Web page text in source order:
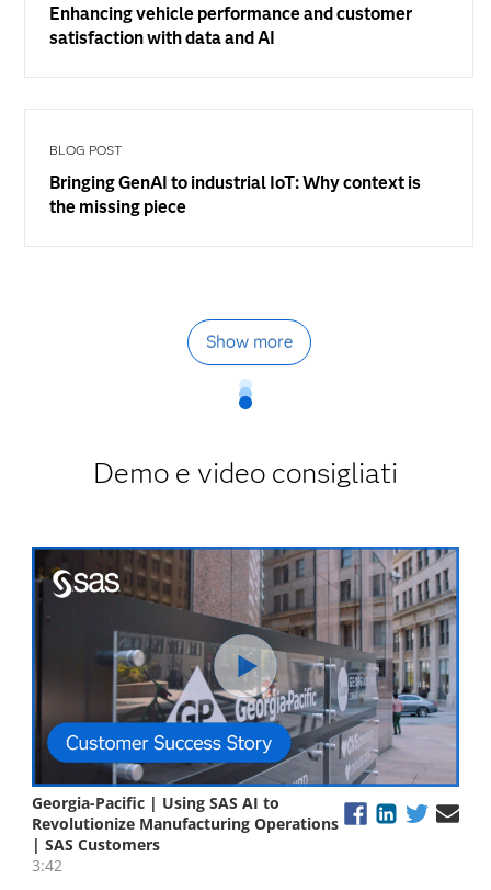
Enhancing vehicle performance and customer
satisfaction with data and AI
BLOG POST
Bringing GenAI to industrial IoT: Why context is
the missing piece
Show more
Demo e video consigliati